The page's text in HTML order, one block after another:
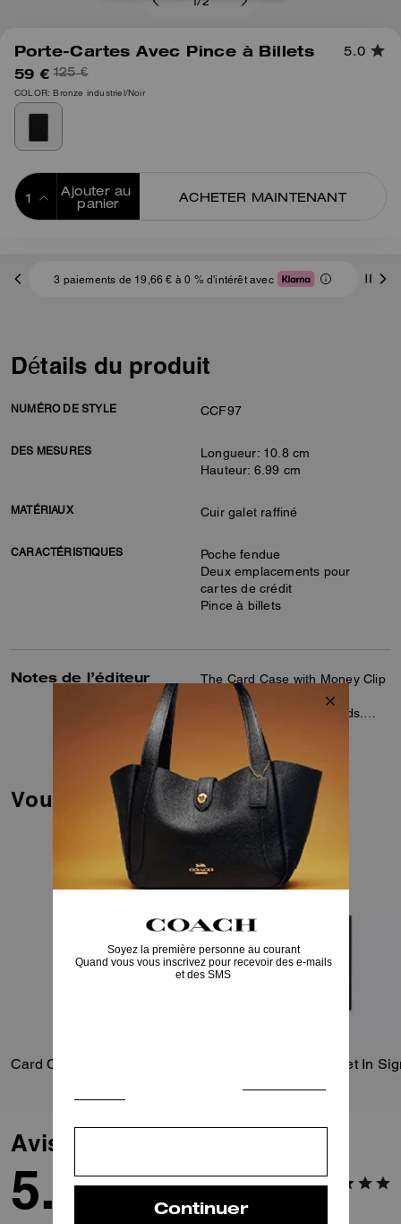
/2
Porte-Cartes Avec Pince à Billets 5.0
59 € 125 €
COLOR: Bronze industriel/Noir
Ajouter au
panier
ACHETER MAINTENANT
3 paiements de 19,66 € à 0 % d'intérêt avec
Détails du produit
NUMÉRO DE STYLE CCF97
DES MESURES
Longueur: 10.8 cm
Hauteur: 6.99 cm
MATÉRIAUX Cuir galet raffiné
CARACTÉRISTIQUES
Poche fendue
Deux emplacements pour
cartes de crédit
Pince à billets
Notes de l’éditeur
The Card Case with Money Clip
fits easily into pockets for
commutes or quick errands.
Crafted of refined pebble
leather, this compact wallet
features two credit card slots, a
slip pocket and a money clip to
keep essentials organized.
En savoir plus…
Vous Aimerez Aussi
Avis
5.0